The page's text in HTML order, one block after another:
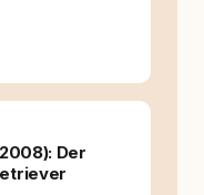
beiden guttut.
Der